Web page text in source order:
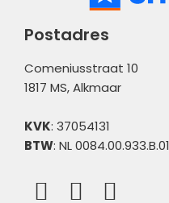
Meldingen
Postadres
Comeniusstraat 10
1817 MS, Alkmaar
KVK: 37054131
BTW: NL 0084.00.933.B.01